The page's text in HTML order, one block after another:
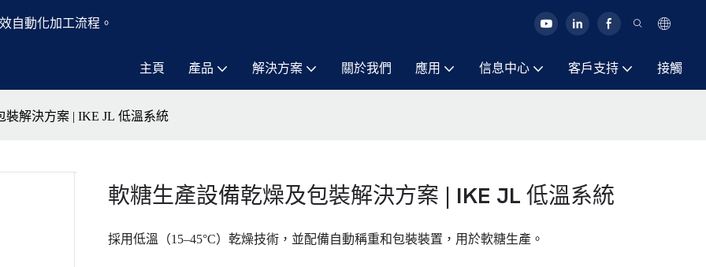
自動化加工流程。
主頁 產品 解決方案 關於我們 應用 信息中心 客戶支持 接觸
裝解決方案 | IKE JL 低溫系統
軟糖生產設備乾燥及包裝解決方案 | IKE JL 低溫系統
採用低溫（15–45°C）乾燥技術，並配備自動稱重和包裝裝置，用於軟糖生產。